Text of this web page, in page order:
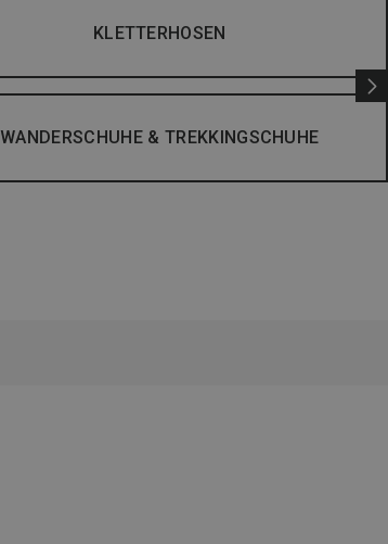
KLETTERHOSEN
WANDERSCHUHE & TREKKINGSCHUHE